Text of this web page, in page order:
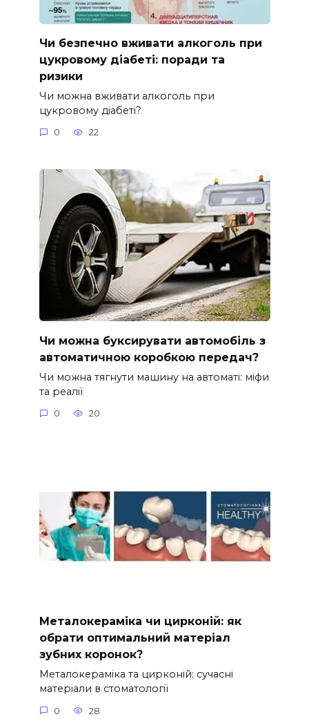
Чи безпечно вживати алкоголь при
цукровому діабеті: поради та
ризики
Чи можна вживати алкоголь при
цукровому діабеті?
0 22
Чи можна буксирувати автомобіль з
автоматичною коробкою передач?
Чи можна тягнути машину на автоматі: міфи
та реалії
0 20
Металокераміка чи цирконій: як
обрати оптимальний матеріал
зубних коронок?
Металокераміка та цирконій: сучасні
матеріали в стоматології
0 28